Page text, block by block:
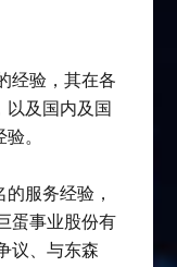
经验，其在各
以及国内及国
。
服务经验，
蛋事业股份有
议、与东森